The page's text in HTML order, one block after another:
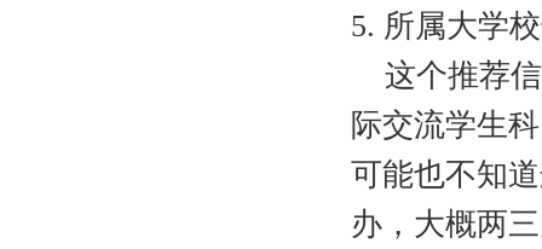
5. 所属大学
这个推荐信
际交流学生
可能也不知
办，大概两